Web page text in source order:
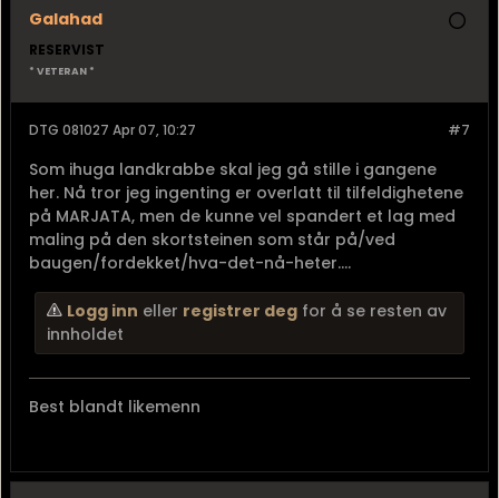
Galahad
RESERVIST
* VETERAN *
#7
DTG 081027 Apr 07, 10:27
Som ihuga landkrabbe skal jeg gå stille i gangene
her. Nå tror jeg ingenting er overlatt til tilfeldighetene
på MARJATA, men de kunne vel spandert et lag med
maling på den skortsteinen som står på/ved
baugen/fordekket/hva-det-nå-heter....
Logg inn eller registrer deg for å se resten av
innholdet
Best blandt likemenn